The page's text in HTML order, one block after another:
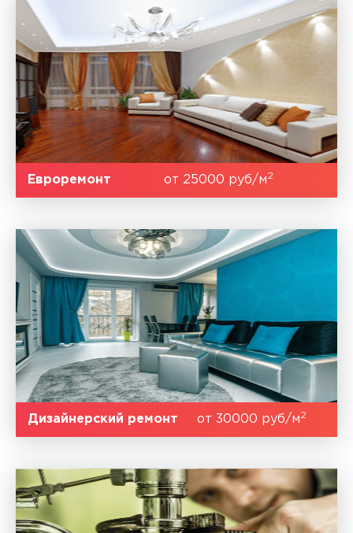
Евроремонт от 25000 руб/м2
Дизайнерский ремонт от 30000 руб/м2